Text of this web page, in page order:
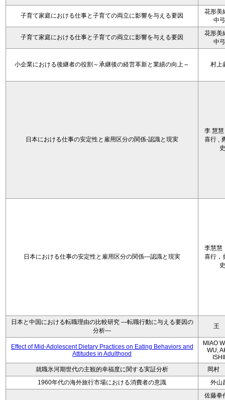
子育て家庭における仕事と子育ての両立に影響を与える要因
花形美
中
子育て家庭における仕事と子育ての両立に影響を与える要因
花形美
中
小企業における後継者の役割～承継後の経営革新と業績の向上～ 村上
日本における仕事の安定性と雇用区分の関係-認識と現実
李 慧慧
喜行 ,
史
日本における仕事の安定性と雇用区分の関係—認識と現実
李慧慧
喜行，
史
日本と中国における転職理由の比較研究 ―転職行動に与える要因の
分析―
王
Effect of Mid-Adolescent Dietary Practices on Eating Behaviors and
Attitudes in Adulthood
MIAO
WU,
就職氷河期世代の主観的幸福度に関する実証分析
岡村
1960年代の海外旅行市場における消費者の意識
外山
佐藤拳